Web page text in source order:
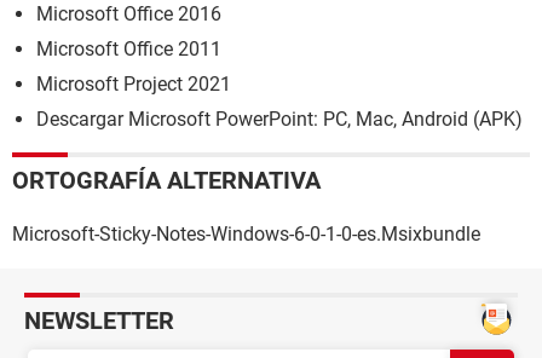
Microsoft Office 2016
Microsoft Office 2011
Microsoft Project 2021
Descargar Microsoft PowerPoint: PC, Mac, Android (APK)
ORTOGRAFÍA ALTERNATIVA
Microsoft-Sticky-Notes-Windows-6-0-1-0-es.Msixbundle
NEWSLETTER